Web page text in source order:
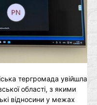
тергромада увійшла
області, з якими
відносини у межах